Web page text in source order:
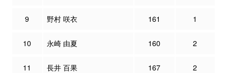
9 野村 咲衣 161 1
10 永崎 由夏 160 2
11 長井 百果 167 2